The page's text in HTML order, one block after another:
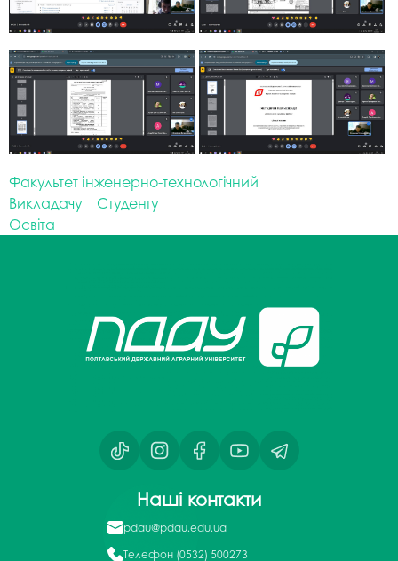
Факультет інженерно-технологічний
Викладачу
Студенту
Освіта
Наші контакти
pdau@pdau.edu.ua
Телефон (0532) 500273